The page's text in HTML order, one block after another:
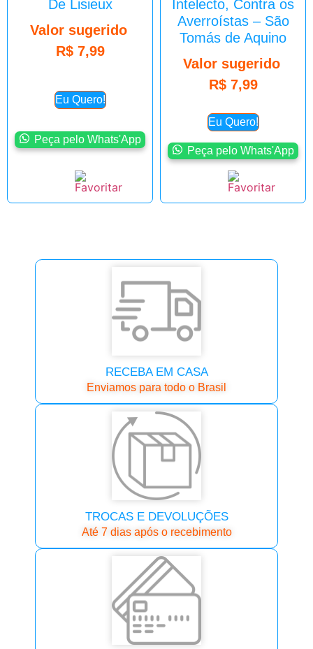
De Lisieux
Valor sugerido
R$7,99
Eu Quero!
Peça pelo Whats'App
Intelecto, Contra os
Averroístas – São
Tomás de Aquino
Valor sugerido
R$7,99
Eu Quero!
Peça pelo Whats'App
RECEBA EM CASA
Enviamos para todo o Brasil
TROCAS E DEVOLUÇÕES
Até 7 dias após o recebimento